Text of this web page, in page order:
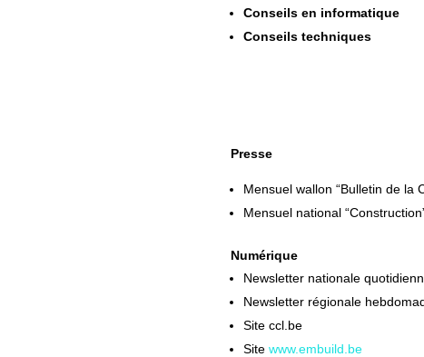
Conseils en informatique
Conseils techniques
Presse
Mensuel wallon “Bulletin de la
Mensuel national
Numérique
Newsletter nationale
Newsletter régionale
Site ccl.be
Site www.embuild.be